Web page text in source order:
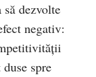
dezvolte
negativ:
spre